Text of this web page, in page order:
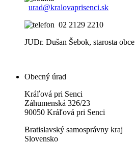
urad@kralovaprisenci.sk
02 2129 2210
JUDr. Dušan Šebok, starosta obce
Obecný úrad
Kráľová pri Senci
Záhumenská 326/23
90050 Kráľová pri Senci
Bratislavský samosprávny kraj
Slovensko